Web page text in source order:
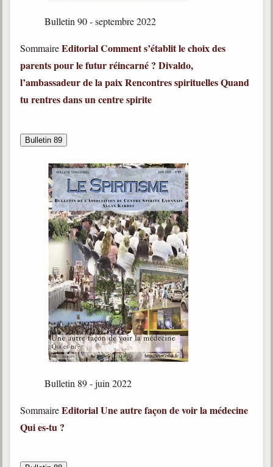
Bulletin 90 - septembre 2022
SommaireEditorialComment s’établit le choix des
parents pour le futur réincarné ? Divaldo,
l’ambassadeur de la paixRencontres spirituellesQuand
tu rentres dans un centre spirite
Bulletin 89
Bulletin 89 - juin 2022
SommaireEditorialUne autre façon de voir la médecine
Qui es-tu ?